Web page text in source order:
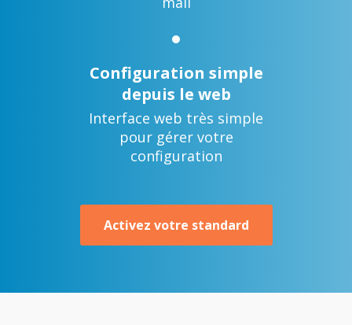
Configuration simple
depuis le web
Interface web très simple
pour gérer votre
configuration
Activez votre standard